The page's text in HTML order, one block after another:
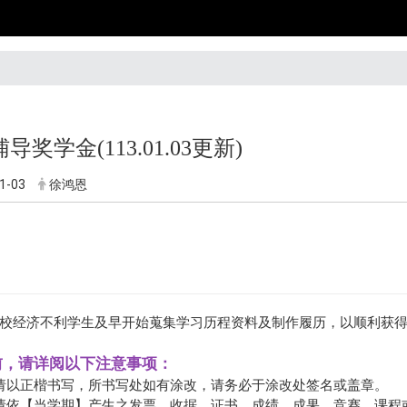
导奖学金(113.01.03更新)
03 徐鸿恩
经济不利学生及早开始蒐集学习历程资料及制作履历，以顺利获
请详阅以下注意事项：
以正楷书写，所书写处如有涂改，请务必于涂改处签名或盖章。